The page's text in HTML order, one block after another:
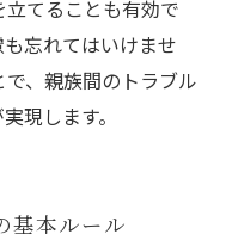
てることも有効で
忘れてはいけませ
、親族間のトラブル
現します。
基本ルール